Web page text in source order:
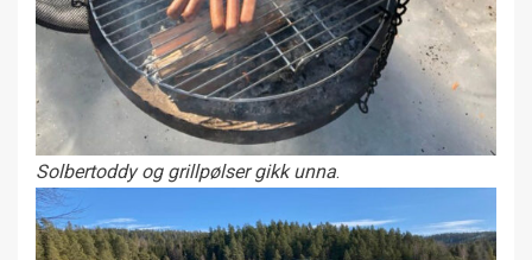
Solbertoddy og grillpølser gikk unna.